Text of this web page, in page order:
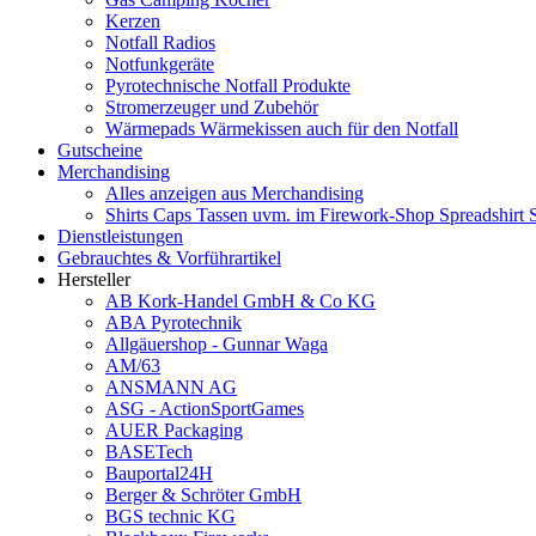
Kerzen
Notfall Radios
Notfunkgeräte
Pyrotechnische Notfall Produkte
Stromerzeuger und Zubehör
Wärmepads Wärmekissen auch für den Notfall
Gutscheine
Merchandising
Alles anzeigen aus Merchandising
Shirts Caps Tassen uvm. im Firework-Shop Spreadshirt
Dienstleistungen
Gebrauchtes & Vorführartikel
Hersteller
AB Kork-Handel GmbH & Co KG
ABA Pyrotechnik
Allgäuershop - Gunnar Waga
AM/63
ANSMANN AG
ASG - ActionSportGames
AUER Packaging
BASETech
Bauportal24H
Berger & Schröter GmbH
BGS technic KG